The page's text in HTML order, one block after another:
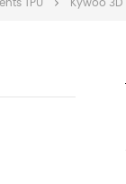
TPU Kywoo 3D